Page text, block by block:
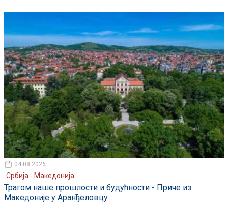
04.08.2026
Србија - Македонија
Трагом наше прошлости и будућности - Приче из
Македоније у Аранђеловцу